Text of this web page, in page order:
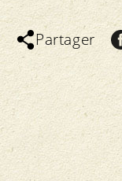
Partager